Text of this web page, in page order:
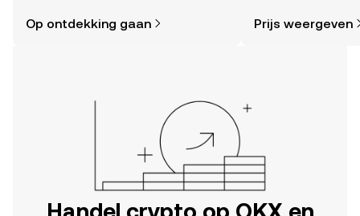
reis op de mobiele app van OKX of
Op ontdekking gaan
en meer.
Prijs weergeven